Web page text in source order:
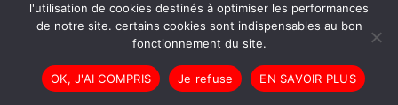
l'utilisation de cookies destinés à optimiser les performances
de notre site. certains cookies sont indispensables au bon
fonctionnement du site.
OK, J'AI COMPRIS Je refuse EN SAVOIR PLUS